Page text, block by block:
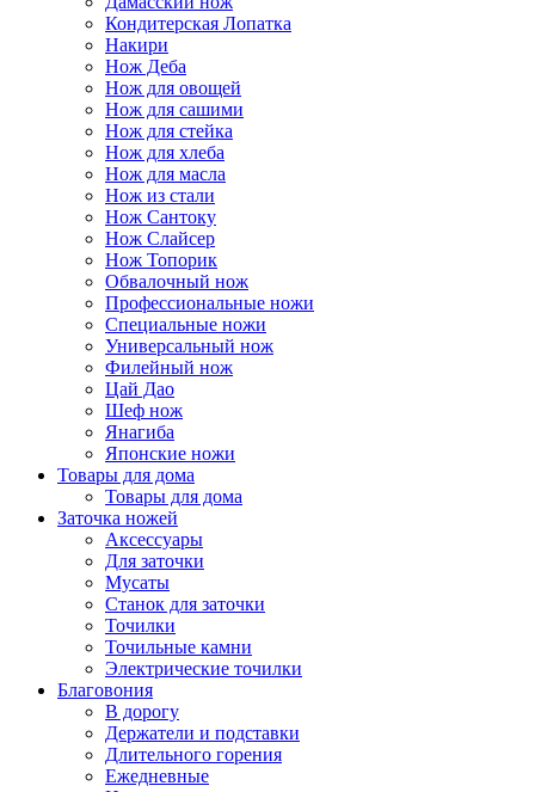
Кондитерская Лопатка
Накири
Нож Деба
Нож для овощей
Нож для сашими
Нож для стейка
Нож для хлеба
Нож для масла
Нож из стали
Нож Сантоку
Нож Слайсер
Нож Топорик
Обвалочный нож
Профессиональные ножи
Специальные ножи
Универсальный нож
Филейный нож
Цай Дао
Шеф нож
Янагиба
Японские ножи
Товары для дома
Товары для дома
Заточка ножей
Аксессуары
Для заточки
Мусаты
Станок для заточки
Точилки
Точильные камни
Электрические точилки
Благовония
В дорогу
Держатели и подставки
Длительного горения
Ежедневные